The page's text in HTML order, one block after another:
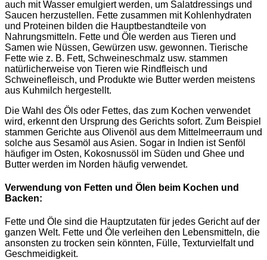
auch mit Wasser emulgiert werden, um Salatdressings und
Saucen herzustellen. Fette zusammen mit Kohlenhydraten
und Proteinen bilden die Hauptbestandteile von
Nahrungsmitteln. Fette und Öle werden aus Tieren und
Samen wie Nüssen, Gewürzen usw. gewonnen. Tierische
Fette wie z. B. Fett, Schweineschmalz usw. stammen
natürlicherweise von Tieren wie Rindfleisch und
Schweinefleisch, und Produkte wie Butter werden meistens
aus Kuhmilch hergestellt.
Die Wahl des Öls oder Fettes, das zum Kochen verwendet
wird, erkennt den Ursprung des Gerichts sofort. Zum Beispiel
stammen Gerichte aus Olivenöl aus dem Mittelmeerraum und
solche aus Sesamöl aus Asien. Sogar in Indien ist Senföl
häufiger im Osten, Kokosnussöl im Süden und Ghee und
Butter werden im Norden häufig verwendet.
Verwendung von Fetten und Ölen beim Kochen und
Backen:
Fette und Öle sind die Hauptzutaten für jedes Gericht auf der
ganzen Welt. Fette und Öle verleihen den Lebensmitteln, die
ansonsten zu trocken sein könnten, Fülle, Texturvielfalt und
Geschmeidigkeit.